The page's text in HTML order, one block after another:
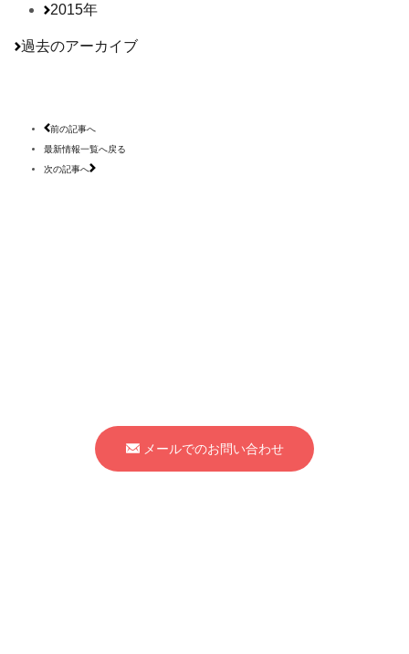
2015年
過去のアーカイブ
前の記事へ
最新情報一覧へ戻る
次の記事へ
メールでのお問い合わせ